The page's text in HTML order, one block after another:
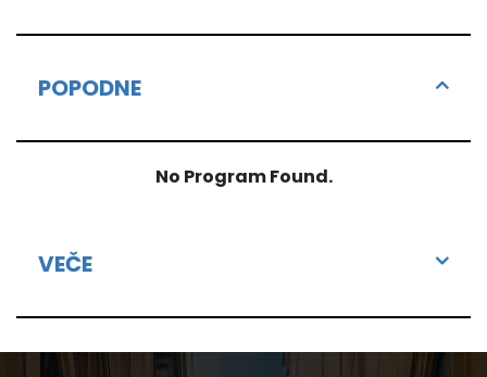
POPODNE
No Program Found.
VEČE